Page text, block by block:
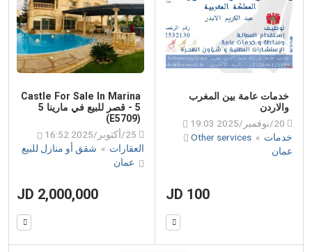
خدمات عامة بين المغرب
والاردن
خدمات »
Other services
عمان
100 JD
Castle For Sale In Marina
5 - قصر للبيع في مارينا 5
(E5709)
العقارات » شقق أو منازل للبيع
عمان
2,000,000 JD